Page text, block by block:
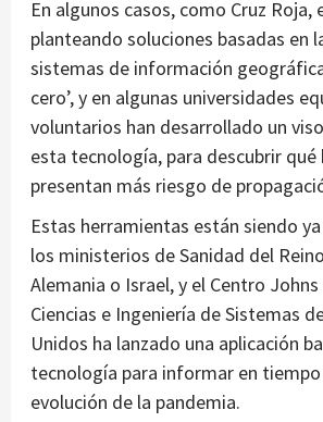
En algunos casos, como Cruz Roja,
planteando soluciones basadas en
sistemas de información
cero’, y en algunas universidades
voluntarios han desarrollado un
esta tecnología, para descubrir qué
presentan más riesgo de
Estas herramientas están siendo
los ministerios de Sanidad del
Alemania o Israel, y el Centro
Ciencias e Ingeniería de Sistemas
Unidos ha lanzado una aplicación
tecnología para informar en
evolución de la pandemia.